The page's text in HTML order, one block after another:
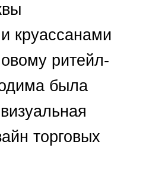
круассанами
ритейл-
была
торговых